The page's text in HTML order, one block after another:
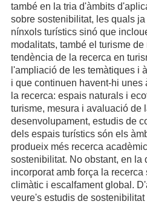
també en la tria d'àmbits
sobre sostenibilitat, les quals
nínxols turístics sinó que
modalitats, també el turisme
tendència de la recerca en
l'ampliació de les temàtiques i
i que continuen havent-hi unes
la recerca: espais naturals i
turisme, mesura i avaluació de
desenvolupament, estudis de
dels espais turístics són els
produeix més recerca
sostenibilitat. No obstant, en la
incorporat amb força la recerca
climàtic i escalfament global.
veure's estudis de